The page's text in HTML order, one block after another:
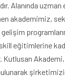
Alanında
akademimiz,
eğitimlerine
Akademi,